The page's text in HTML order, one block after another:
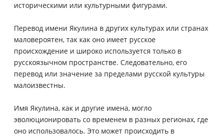
историческими или культурными фигурами.
Перевод имени Якулина в других культурах или странах
маловероятен, так как оно имеет русское
происхождение и широко используется только в
русскоязычном пространстве. Следовательно, его
перевод или значение за пределами русской культуры
малоизвестны.
Имя Якулина, как и другие имена, могло
эволюционировать со временем в разных регионах, где
оно использовалось. Это может происходить в